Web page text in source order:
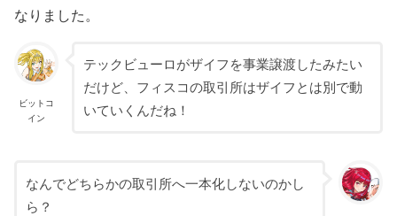
なりました。
ビットコ
イン
テックビューロがザイフを事業譲渡したみたい
だけど、フィスコの取引所はザイフとは別で動
いていくんだね！
なんでどちらかの取引所へ一本化しないのかし
ら？